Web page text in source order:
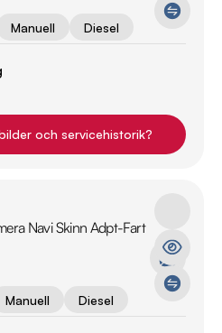
Manuell Diesel
och servicehistorik?
Navi Skinn Adpt-Fart
Manuell Diesel